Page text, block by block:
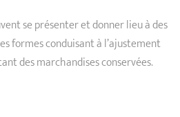
se présenter et donner lieu à des
formes conduisant à l’ajustement
des marchandises conservées.